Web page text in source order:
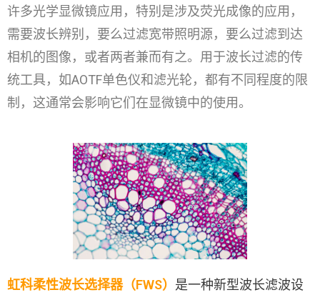
许多光学显微镜应用，特别是涉及荧光成像的应用，
需要波长辨别，要么过滤宽带照明源，要么过滤到达
相机的图像，或者两者兼而有之。用于波长过滤的传
统工具，如AOTF单色仪和滤光轮，都有不同程度的限
制，这通常会影响它们在显微镜中的使用。
虹科柔性波长选择器（FWS） 是一种新型波长滤波设